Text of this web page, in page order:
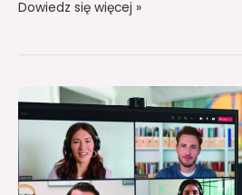
Dowiedz się więcej »
na
targach
Jabra